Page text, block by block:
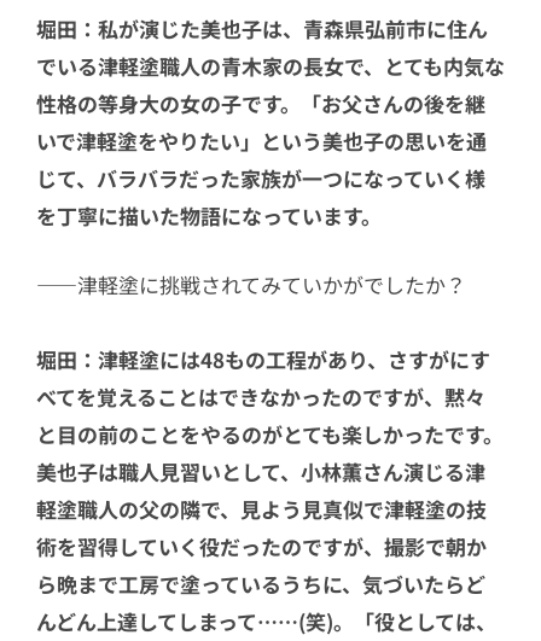
堀田：私が演じた美也子は、青森県弘前市に住ん
でいる津軽塗職人の青木家の長女で、とても内気な
性格の等身大の女の子です。「お父さんの後を継
いで津軽塗をやりたい」という美也子の思いを通
じて、バラバラだった家族が一つになっていく様
を丁寧に描いた物語になっています。
――津軽塗に挑戦されてみていかがでしたか？
堀田：津軽塗には48もの工程があり、さすがにす
べてを覚えることはできなかったのですが、黙々
と目の前のことをやるのがとても楽しかったです。
美也子は職人見習いとして、小林薫さん演じる津
軽塗職人の父の隣で、見よう見真似で津軽塗の技
術を習得していく役だったのですが、撮影で朝か
ら晩まで工房で塗っているうちに、気づいたらど
んどん上達してしまって……(笑)。「役としては、